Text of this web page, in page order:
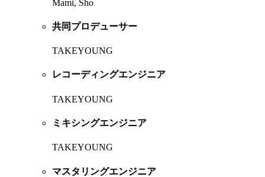
Mami, Sho
共同プロデューサー
TAKEYOUNG
レコーディングエンジニア
TAKEYOUNG
ミキシングエンジニア
TAKEYOUNG
マスタリングエンジニア